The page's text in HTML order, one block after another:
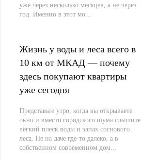
уже через несколько месяцев, а не через
год. Именно в этот мо...
Жизнь у воды и леса всего в
10 км от МКАД — почему
здесь покупают квартиры
уже сегодня
Представьте утро, когда вы открываете
окно и вместо городского шума слышите
лёгкий плеск воды и запах соснового
леса. Не на даче где-то далеко, а в
собственном современном дом...